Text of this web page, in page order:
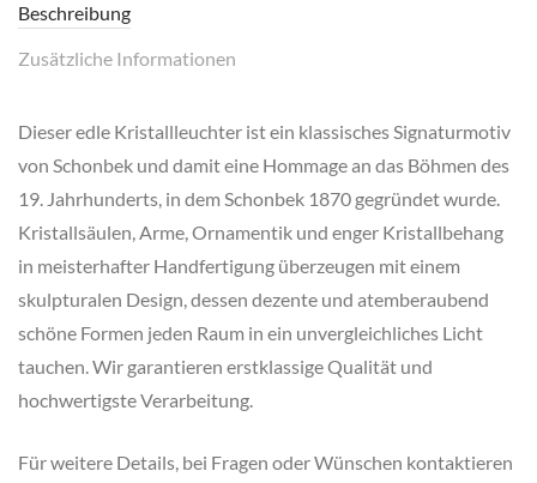
Beschreibung
Zusätzliche Informationen
Dieser edle Kristallleuchter ist ein klassisches Signaturmotiv
von Schonbek und damit eine Hommage an das Böhmen des
19. Jahrhunderts, in dem Schonbek 1870 gegründet wurde.
Kristallsäulen, Arme, Ornamentik und enger Kristallbehang
in meisterhafter Handfertigung überzeugen mit einem
skulpturalen Design, dessen dezente und atemberaubend
schöne Formen jeden Raum in ein unvergleichliches Licht
tauchen. Wir garantieren erstklassige Qualität und
hochwertigste Verarbeitung.
Für weitere Details, bei Fragen oder Wünschen kontaktieren